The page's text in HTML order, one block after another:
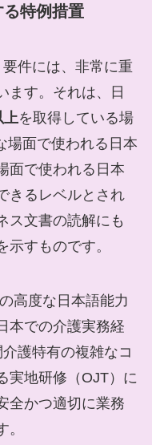
る特例措置
件には、非常に重
ます。それは、日
上を取得している場
場面で使われる日本
面で使われる日本
きるレベルとされ
ス文書の読解にも
すものです。
高度な日本語能力
本での介護実務経
護特有の複雑なコ
実地研修（OJT）に
全かつ適切に業務